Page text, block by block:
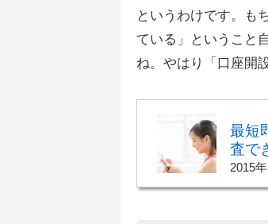
というわけです。も
ている」ということ
ね。やはり「口座開
最短
査で
2015